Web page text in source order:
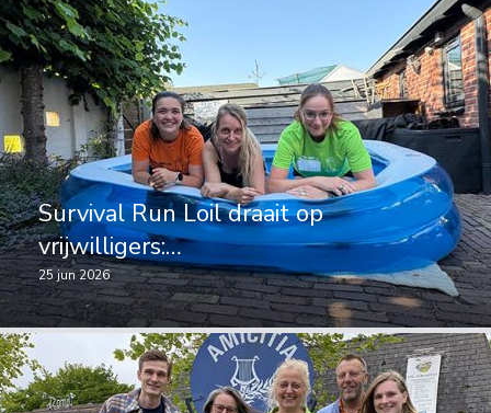
Survival Run Loil draait op
vrijwilligers:…
25 jun 2026